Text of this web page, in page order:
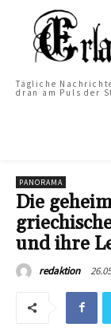
Tägliche
dran am Puls der
PANORAMA
Die
und ihre
redaktion